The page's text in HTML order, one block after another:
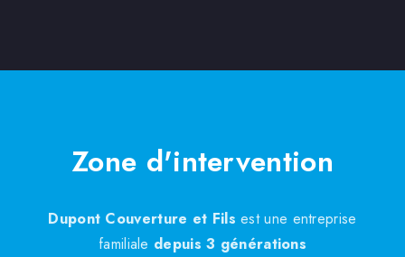
Zone d'intervention
Dupont Couverture et Fils est une entreprise
familiale depuis 3 générations